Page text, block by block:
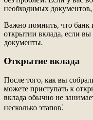
необходимых документов,
Важно помнить, что банк
открытии вклада, если вы
документы.
Открытие вклада
После того, как вы
можете приступать к
вклада обычно не
несколько этапов⁚